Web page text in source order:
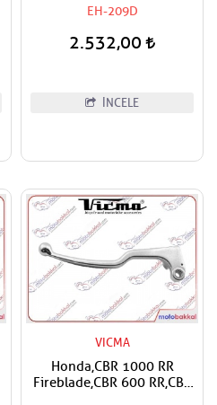
EH-209D
2.532,00
İNCELE
VICMA
Honda,CBR 1000 RR
Fireblade,CBR 600 RR,CBF